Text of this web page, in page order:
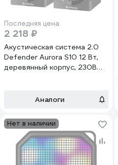
Последняя цена
2 218 ₽
Акустическая система 2.0
Defender Aurora S10 12 Вт,
деревянный корпус, 230В
Аналоги
Нет в наличии